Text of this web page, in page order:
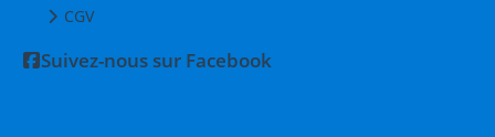
CGV
Suivez-nous sur Facebook